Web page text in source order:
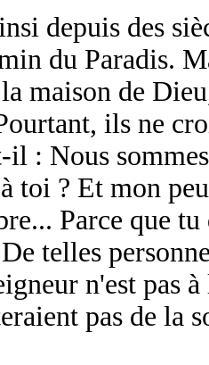
depuis des
du Paradis.
maison de
ils ne
il : Nous
toi ? Et mon
Parce que
telles
n'est pas
pas de la